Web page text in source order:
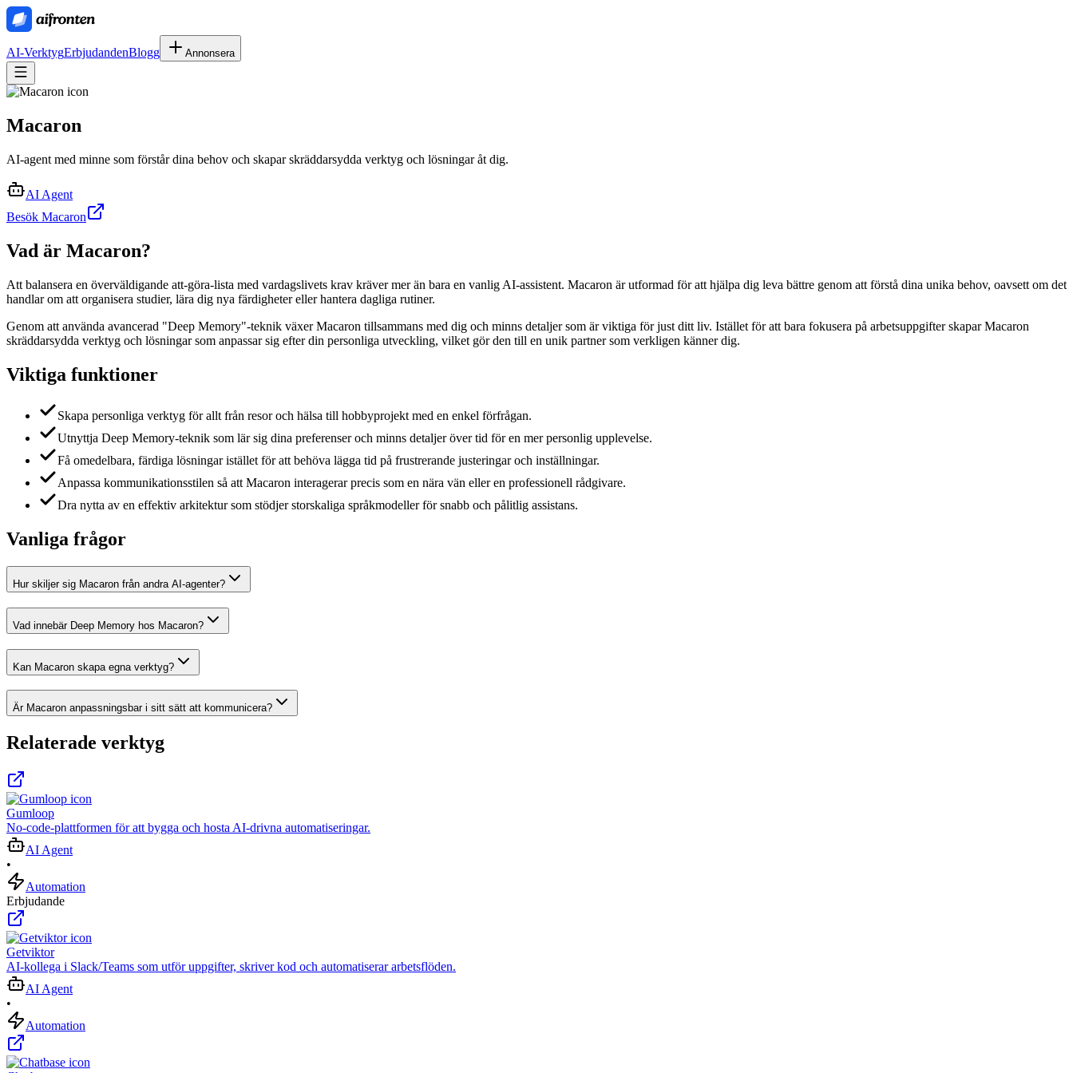
AI-VerktygErbjudandenBlogg Annonsera
Macaron
AI-agent med minne som förstår dina behov och skapar skräddarsydda verktyg och lösningar åt dig.
AI Agent
Besök Macaron
Vad är Macaron?
Att balansera en överväldigande att-göra-lista med vardagslivets krav kräver mer än bara en vanlig AI-assistent. Macaron är utformad för att hjälpa dig leva bättre genom att förstå dina unika behov, oavsett om det
handlar om att organisera studier, lära dig nya färdigheter eller hantera dagliga rutiner.
Genom att använda avancerad "Deep Memory"-teknik växer Macaron tillsammans med dig och minns detaljer som är viktiga för just ditt liv. Istället för att bara fokusera på arbetsuppgifter skapar Macaron
skräddarsydda verktyg och lösningar som anpassar sig efter din personliga utveckling, vilket gör den till en unik partner som verkligen känner dig.
Viktiga funktioner
Skapa personliga verktyg för allt från resor och hälsa till hobbyprojekt med en enkel förfrågan.
Utnyttja Deep Memory-teknik som lär sig dina preferenser och minns detaljer över tid för en mer personlig upplevelse.
Få omedelbara, färdiga lösningar istället för att behöva lägga tid på frustrerande justeringar och inställningar.
Anpassa kommunikationsstilen så att Macaron interagerar precis som en nära vän eller en professionell rådgivare.
Dra nytta av en effektiv arkitektur som stödjer storskaliga språkmodeller för snabb och pålitlig assistans.
Vanliga frågor
Hur skiljer sig Macaron från andra AI-agenter?
Vad innebär Deep Memory hos Macaron?
Kan Macaron skapa egna verktyg?
Är Macaron anpassningsbar i sitt sätt att kommunicera?
Relaterade verktyg
Gumloop
No-code-plattformen för att bygga och hosta AI-drivna automatiseringar.
AI Agent
•
Automation
Erbjudande
Getviktor
AI‑kollega i Slack/Teams som utför uppgifter, skriver kod och automatiserar arbetsflöden.
AI Agent
•
Automation